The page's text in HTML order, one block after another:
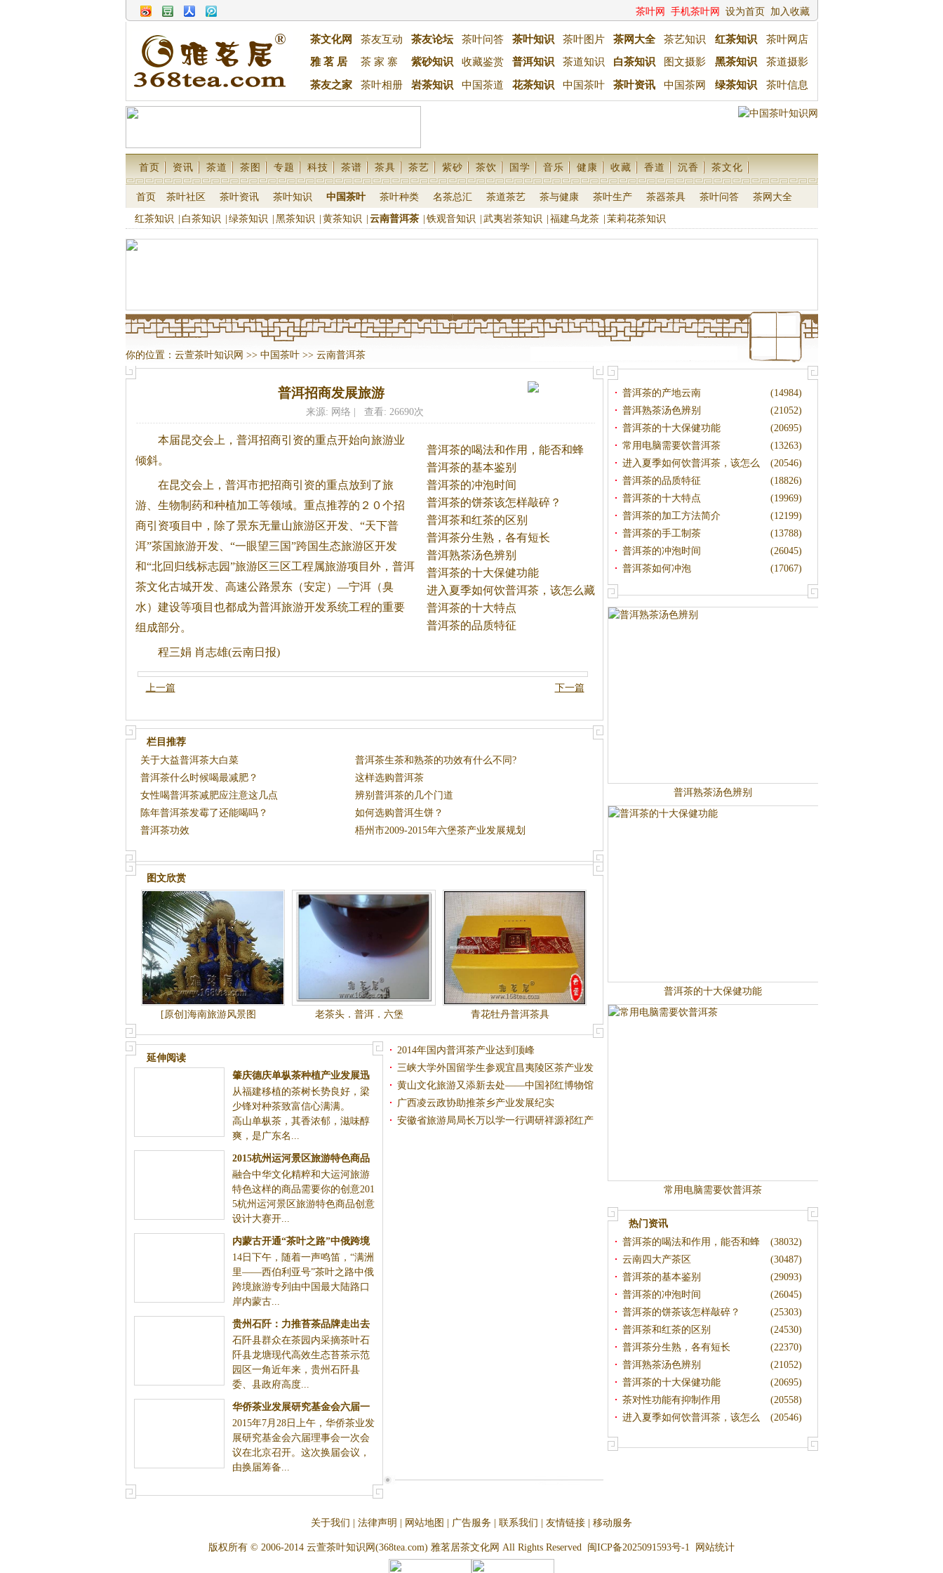
茶叶网 手机茶叶网 设为首页 加入收藏
茶文化网 茶友互动 茶友论坛 茶叶问答 茶叶知识 茶叶图片 茶网大全 茶艺知识 红茶知识
茶叶网店
雅 茗 居
茶 家 寨 紫砂知识 收藏鉴赏 普洱知识 茶道知识 白茶知识 图文摄影 黑茶知识 茶道摄影
茶友之家 茶叶相册 岩茶知识 中国茶道 花茶知识 中国茶叶 茶叶资讯 中国茶网 绿茶知识 茶叶信息
首页 资讯 茶道 茶图 专题 科技 茶谱 茶具 茶艺 紫砂 茶饮 国学 音乐 健康 收藏 香道 沉香 茶文化
首页 茶叶社区 茶叶资讯 茶叶知识 中国茶叶 茶叶种类 名茶总汇 茶道茶艺 茶与健康 茶叶生产 茶器茶具 茶叶问答 茶网大全
红茶知识 白茶知识 绿茶知识 黑茶知识 黄茶知识 云南普洱茶 铁观音知识 武夷岩茶知识 福建乌龙茶 茉莉花茶知识
你的位置： 云萱茶叶知识网 >> 中国茶叶>> 云南普洱茶
普洱招商发展旅游
来源: 网络 | 查看: 26690次
普洱茶的喝法和作用，能否和蜂
蜜
普洱茶的基本鉴别
普洱茶的冲泡时间
普洱茶的饼茶该怎样敲碎？
普洱茶和红茶的区别
普洱茶分生熟，各有短长
普洱熟茶汤色辨别
普洱茶的十大保健功能
进入夏季如何饮普洱茶，该怎么藏
茶
普洱茶的十大特点
普洱茶的品质特征
本届昆交会上，普洱招商引资的重点开始向旅游业
倾斜。
在昆交会上，普洱市把招商引资的重点放到了旅
游、生物制药和种植加工等领域。重点推荐的２０个招
商引资项目中，除了景东无量山旅游区开发、“天下普
洱”茶国旅游开发、“一眼望三国”跨国生态旅游区开发
和“北回归线标志园”旅游区三区工程属旅游项目外，普洱
茶文化古城开发、高速公路景东（安定）—宁洱（臭
水）建设等项目也都成为普洱旅游开发系统工程的重要
组成部分。
程三娟 肖志雄(云南日报)
上一篇 下一篇
栏目推荐
关于大益普洱茶大白菜
普洱茶生茶和熟茶的功效有什么不同?
普洱茶什么时候喝最减肥？
这样选购普洱茶
女性喝普洱茶减肥应注意这几点
辨别普洱茶的几个门道
陈年普洱茶发霉了还能喝吗？
如何选购普洱生饼？
普洱茶功效
梧州市2009-2015年六堡茶产业发展规划
图文欣赏
[原创]海南旅游风景图 老茶头．普洱．六堡 青花牡丹普洱茶具
延伸阅读
肇庆德庆单枞茶种植产业发展迅
速 村民“种茶得金”
从福建移植的茶树长势良好，梁
少锋对种茶致富信心满满。
高山单枞茶，其香浓郁，滋味醇
爽，是广东名...
2015杭州运河景区旅游特色商品
创意设计大赛开始了
融合中华文化精粹和大运河旅游
特色这样的商品需要你的创意201
5杭州运河景区旅游特色商品创意
设计大赛开...
内蒙古开通“茶叶之路”中俄跨境
旅游专列
14日下午，随着一声鸣笛，“满洲
里——西伯利亚号”茶叶之路中俄
跨境旅游专列由中国最大陆路口
岸内蒙古...
贵州石阡：力推苔茶品牌走出去
促进产业大发展
石阡县群众在茶园内采摘茶叶石
阡县龙塘现代高效生态苔茶示范
园区一角近年来，贵州石阡县
委、县政府高度...
华侨茶业发展研究基金会六届一
次理事会会议召开
2015年7月28日上午，华侨茶业发
展研究基金会六届理事会一次会
议在北京召开。这次换届会议，
由换届筹备...
2014年国内普洱茶产业达到顶峰
三峡大学外国留学生参观宜昌夷陵区茶产业发
展
黄山文化旅游又添新去处——中国祁红博物馆
广西凌云政协助推茶乡产业发展纪实
安徽省旅游局局长万以学一行调研祥源祁红产
(14984)
普洱茶的产地云南
(21052)
普洱熟茶汤色辨别
(20695)
普洱茶的十大保健功能
(13263)
常用电脑需要饮普洱茶
(20546)
进入夏季如何饮普洱茶，该怎么
藏茶
(18826)
普洱茶的品质特征
(19969)
普洱茶的十大特点
(12199)
普洱茶的加工方法简介
(13788)
普洱茶的手工制茶
(26045)
普洱茶的冲泡时间
(17067)
普洱茶如何冲泡
普洱熟茶汤色辨别
普洱茶的十大保健功能
常用电脑需要饮普洱茶
热门资讯
(38032)
普洱茶的喝法和作用，能否和蜂
蜜
(30487)
云南四大产茶区
(29093)
普洱茶的基本鉴别
(26045)
普洱茶的冲泡时间
(25303)
普洱茶的饼茶该怎样敲碎？
(24530)
普洱茶和红茶的区别
(22370)
普洱茶分生熟，各有短长
(21052)
普洱熟茶汤色辨别
(20695)
普洱茶的十大保健功能
(20558)
茶对性功能有抑制作用
(20546)
进入夏季如何饮普洱茶，该怎么
关于我们 法律声明 网站地图 广告服务 联系我们 友情链接 移动服务
版权所有 © 2006-2014 云萱茶叶知识网(368tea.com) 雅茗居茶文化网 All Rights Reserved 闽ICP备2025091593号-1 网站统计